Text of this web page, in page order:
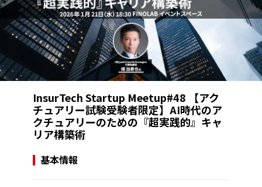
InsurTech Startup Meetup#48 【アク
チュアリー試験受験者限定】AI時代のア
クチュアリーのための『超実践的』キャ
リア構築術
基本情報